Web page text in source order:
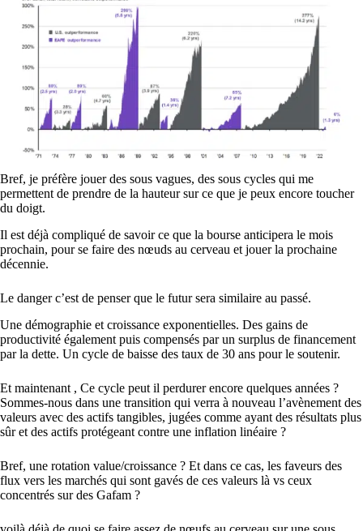
Bref, je préfère jouer des sous vagues, des sous cycles qui me
permettent de prendre de la hauteur sur ce que je peux encore toucher
du doigt.
Il est déjà compliqué de savoir ce que la bourse anticipera le mois
prochain, pour se faire des nœuds au cerveau et jouer la prochaine
décennie.
Le danger c’est de penser que le futur sera similaire au passé.
Une démographie et croissance exponentielles. Des gains de
productivité également puis compensés par un surplus de financement
par la dette. Un cycle de baisse des taux de 30 ans pour le soutenir.
Et maintenant , Ce cycle peut il perdurer encore quelques années ?
Sommes-nous dans une transition qui verra à nouveau l’avènement des
valeurs avec des actifs tangibles, jugées comme ayant des résultats plus
sûr et des actifs protégeant contre une inflation linéaire ?
Bref, une rotation value/croissance ? Et dans ce cas, les faveurs des
flux vers les marchés qui sont gavés de ces valeurs là vs ceux
concentrés sur des Gafam ?